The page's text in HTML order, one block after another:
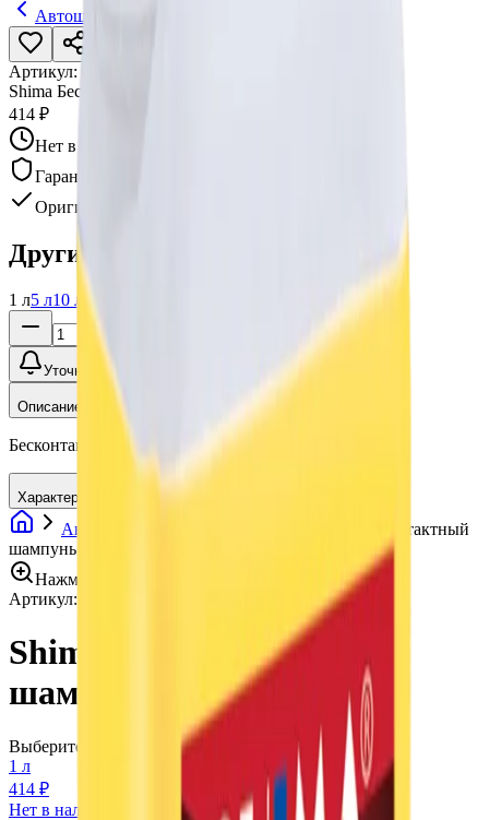
Автошампуни
Артикул:
Shima Бесконтактный шампунь Foam, Пена, 1 л
414 ₽
Нет в наличии
Гарантия качества
Оригинал
Другие варианты:
1 л5 л10 л 20 л
Уточнить наличие
Описание
Бесконтактный шампунь Foam, Пена, 1 л, Shima
Характеристики
Автохимия
Shima Бесконтактный
шампунь Foam, Пена, 1 л
Нажмите для увеличения
Артикул:
Shima Бесконтактный
шампунь Foam, Пена, 1 л
Выберите вариант:
1 л
414 ₽
Нет в наличии